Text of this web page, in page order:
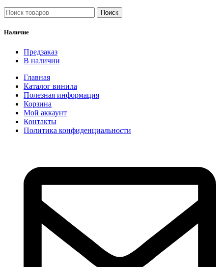
Поиск
Наличие
Предзаказ
В наличии
Главная
Каталог винила
Полезная информация
Корзина
Мой аккаунт
Контакты
Политика конфиденциальности